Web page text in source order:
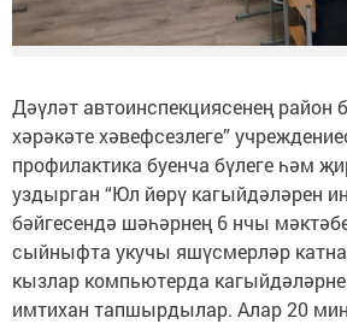
Дәүләт автоинспекциясенең район
хәрәкәте хәвефсезлеге”
профилактика буенча бүлеге һәм
уздырган “Юл йөрү кагыйдәләрен
бәйгесендә шәһәрнең 6 нчы
сыйныфта укучы яшүсмерләр
кызлар компьютерда кагыйдәләрне
имтихан тапшырдылар. Алар 20